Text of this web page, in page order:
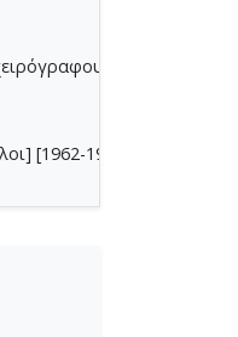
τίτλους Μ.Θ.
[1962-1963]